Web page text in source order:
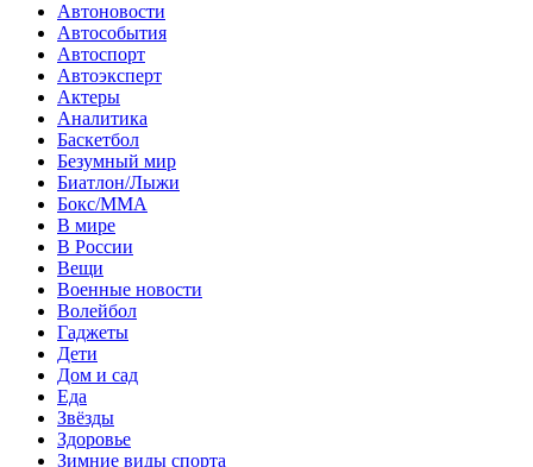
Автоновости
Автособытия
Автоспорт
Автоэксперт
Актеры
Аналитика
Баскетбол
Безумный мир
Биатлон/Лыжи
Бокс/MMA
В мире
В России
Вещи
Военные новости
Волейбол
Гаджеты
Дети
Дом и сад
Еда
Звёзды
Здоровье
Зимние виды спорта